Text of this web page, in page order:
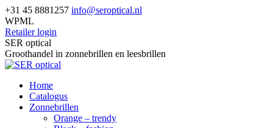
Skip
to
content
+31 45 8881257 info@seroptical.nl
WPML
Retailer login
Facebook
page
opens
new
window
SER optical
Groothandel in zonnebrillen en leesbrillen
Home
Catalogus
Zonnebrillen
Orange – trendy